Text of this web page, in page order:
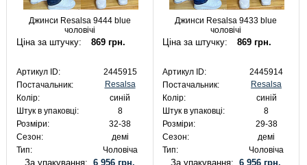
Джинси Resalsa 9444 blue
чоловічі
Ціна за штучку: 869 грн.
Артикул ID:
2445915
Постачальник:
Resalsa
Колір:
синій
Штук в упаковці:
8
Розміри:
32-38
Сезон:
демі
Тип:
Чоловіча
За упакування: 6 956 грн.
Джинси Resalsa 9433 blue
чоловічі
Ціна за штучку: 869 грн.
Артикул ID:
2445914
Постачальник:
Resalsa
Колір:
синій
Штук в упаковці:
8
Розміри:
29-38
Сезон:
демі
Тип:
Чоловіча
За упакування:6 956 грн.